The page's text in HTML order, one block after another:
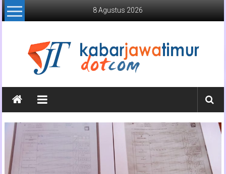
Lompat
ke
8 Agustus 2026
Kabar
Jawa
Timur
Media
Online
Jawa